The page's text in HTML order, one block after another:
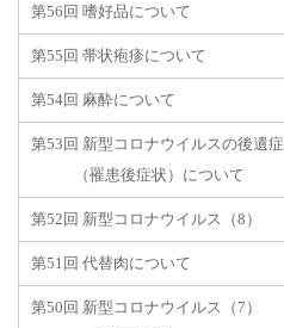
第56回 嗜好品について
第55回 帯状疱疹について
第54回 麻酔について
第53回 新型コロナウイルスの後遺症
（罹患後症状）について
第52回 新型コロナウイルス（8）
第51回 代替肉について
第50回 新型コロナウイルス（7）